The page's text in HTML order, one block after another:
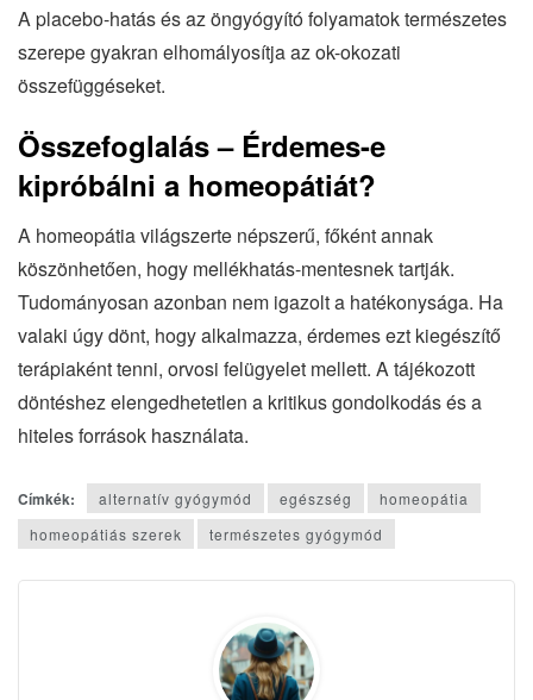
A placebo-hatás és az öngyógyító folyamatok természetes
szerepe gyakran elhomályosítja az ok-okozati
összefüggéseket.
Összefoglalás – Érdemes-e
kipróbálni a homeopátiát?
A homeopátia világszerte népszerű, főként annak
köszönhetően, hogy mellékhatás-mentesnek tartják.
Tudományosan azonban nem igazolt a hatékonysága. Ha
valaki úgy dönt, hogy alkalmazza, érdemes ezt kiegészítő
terápiaként tenni, orvosi felügyelet mellett. A tájékozott
döntéshez elengedhetetlen a kritikus gondolkodás és a
hiteles források használata.
Címkék: alternatív gyógymód egészség
homeopátia
homeopátiás szerek
természetes gyógymód